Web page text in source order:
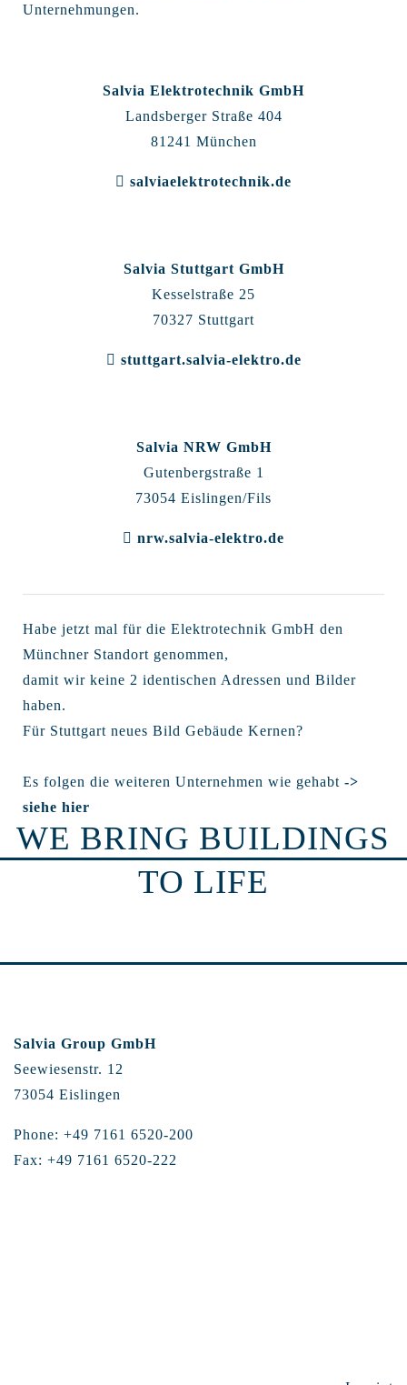
Unternehmungen.
Salvia Elektrotechnik GmbH
Landsberger Straße 404
81241 München
salviaelektrotechnik.de
Salvia Stuttgart GmbH
Kesselstraße 25
70327 Stuttgart
stuttgart.salvia-elektro.de
Salvia NRW GmbH
Gutenbergstraße 1
73054 Eislingen/Fils
nrw.salvia-elektro.de
Habe jetzt mal für die Elektrotechnik GmbH den
Münchner Standort genommen,
damit wir keine 2 identischen Adressen und Bilder
haben.
Für Stuttgart neues Bild Gebäude Kernen?
Es folgen die weiteren Unternehmen wie gehabt ->
siehe hier
WE BRING BUILDINGS
TO LIFE
Salvia Group GmbH
Seewiesenstr. 12
73054 Eislingen
Phone: +49 7161 6520-200
Fax: +49 7161 6520-222